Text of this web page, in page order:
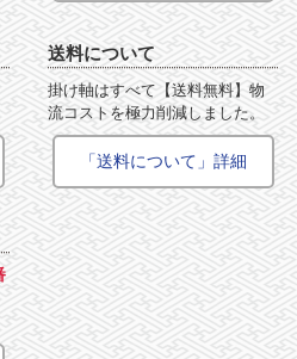
送料について
掛け軸はすべて【送料無料】物
流コストを極力削減しました。
「送料について」詳細